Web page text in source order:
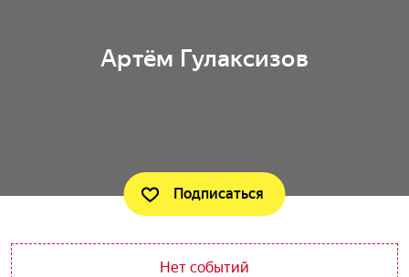
Артём Гулаксизов
Подписаться
Нет событий